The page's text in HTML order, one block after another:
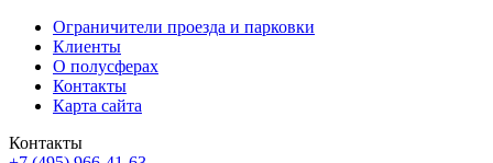
Ограничители проезда и парковки
Клиенты
О полусферах
Контакты
Карта сайта
Контакты